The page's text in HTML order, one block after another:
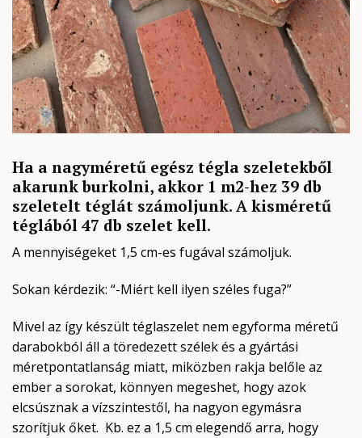
Ha a nagyméretű egész tégla szeletekből
akarunk burkolni, akkor 1 m2-hez 39 db
szeletelt téglát számoljunk. A kisméretű
téglából 47 db szelet kell.
A mennyiségeket 1,5 cm-es fugával számoljuk.
Sokan kérdezik: “-Miért kell ilyen széles fuga?”
Mivel az így készült téglaszelet nem egyforma méretű
darabokból áll a töredezett szélek és a gyártási
méretpontatlanság miatt, miközben rakja belőle az
ember a sorokat, könnyen megeshet, hogy azok
elcsúsznak a vízszintestől, ha nagyon egymásra
szorítjuk őket. Kb. ez a 1,5 cm elegendő arra, hogy